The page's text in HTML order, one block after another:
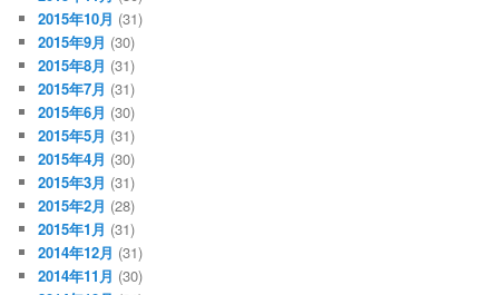
2015年10月 (31)
2015年9月 (30)
2015年8月 (31)
2015年7月 (31)
2015年6月 (30)
2015年5月 (31)
2015年4月 (30)
2015年3月 (31)
2015年2月 (28)
2015年1月 (31)
2014年12月 (31)
2014年11月 (30)